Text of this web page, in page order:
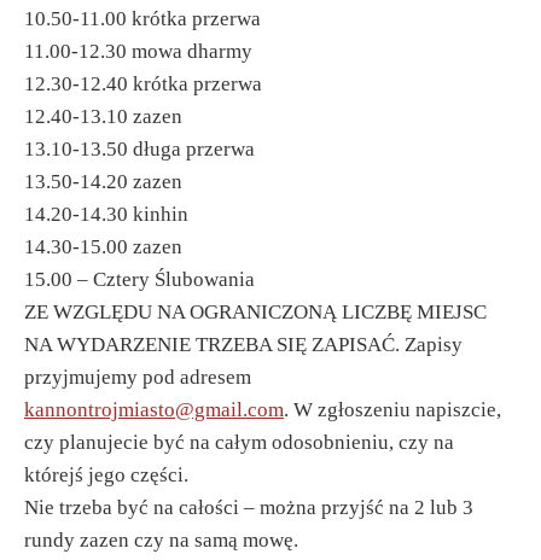
10.50-11.00 krótka przerwa
11.00-12.30 mowa dharmy
12.30-12.40 krótka przerwa
12.40-13.10 zazen
13.10-13.50 długa przerwa
13.50-14.20 zazen
14.20-14.30 kinhin
14.30-15.00 zazen
15.00 – Cztery Ślubowania
ZE WZGLĘDU NA OGRANICZONĄ LICZBĘ MIEJSC
NA WYDARZENIE TRZEBA SIĘ ZAPISAĆ. Zapisy
przyjmujemy pod adresem
kannontrojmiasto@gmail.com. W zgłoszeniu napiszcie,
czy planujecie być na całym odosobnieniu, czy na
którejś jego części.
Nie trzeba być na całości – można przyjść na 2 lub 3
rundy zazen czy na samą mowę.